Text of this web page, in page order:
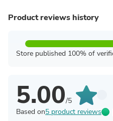
Product reviews history
Store published 100% of
5.00/5
Based on5 product reviews